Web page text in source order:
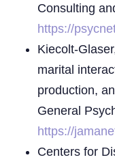
Consulting
https://
Kiecolt-
marital
production,
General
https://
Centers for